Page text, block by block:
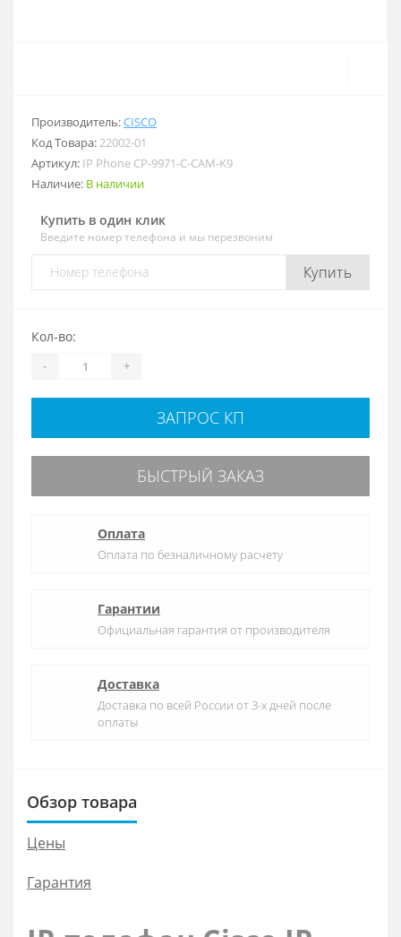
Производитель:CISCO
Код Товара:22002-01
Артикул: IP Phone CP-9971-C-CAM-K9
Наличие: В наличии
Купить в один клик
Введите номер телефона и мы перезвоним
Купить
Кол-во:
- +
ЗАПРОС КП
БЫСТРЫЙ ЗАКАЗ
Оплата
Оплата по безналичному расчету
Гарантии
Официальная гарантия от производителя
Доставка
Доставка по всей России от 3-х дней после
оплаты
Обзор товара
Цены
Гарантия